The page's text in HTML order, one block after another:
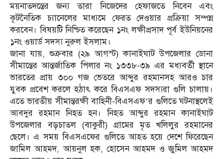
ময়নাতদন্তের জন্য তারা নিজেদের হেফাজতে নিবেন এবং
কূটনৈতিক চ্যানেলের মাধ্যমে ফেরত দেওয়ার প্রক্রিয়া সম্পন্ন
করবেন। বিষয়টি নিশ্চিত করেছেন ১নং লক্ষীপ্রসাদ পূর্ব ইউনিয়নের
১নং ওয়ার্ড সদস্য নুরুল ইসলাম।
জানা যায়, শুক্রবার (২৯ আগস্ট) কানাইঘাট উপজেলার ডোনা
সীমান্তের আন্তর্জাতিক পিলার নং ১৩৩৮-৩৯ এর মধ্যবর্তী স্থানে
ভারতের প্রায় ৩০০ গজ ভেতরে আব্দুর রহমানসহ আরও চার
যুবক প্রবেশ করলে হঠাৎ করে বিএসএফ সদস্যরা গুলি চালায়।
এতে ভারতীয় সীমান্তরক্ষী বাহিনী-বিএসএফ’র গুলিতে ঘটনাস্থলেই
আবদুর রহমান নিহত হন। নিহত আব্দুর রহমান কানাইঘাট
উপজেলার বড়চাতল (বাকুরী) গ্রামের মৃত খলিলুর রহমানের
ছেলে। এ সময় বিএসএফের গুলিতে আহত হয়ে দেশে ফিরেছেন
জামিল আহমদ, আয়নুল হক, হোসেন আহমদ ও জুমিল আহমদ